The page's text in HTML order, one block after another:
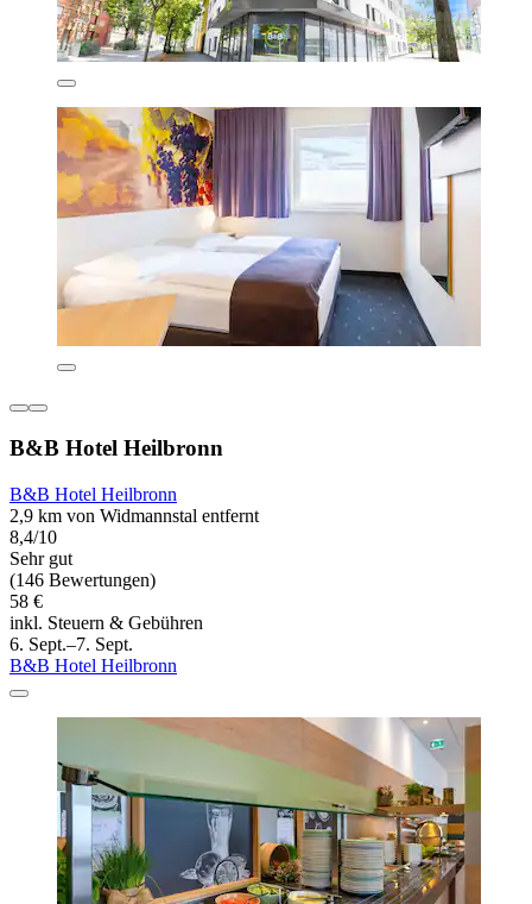
B&B Hotel Heilbronn
B&B Hotel Heilbronn
2,9 km von Widmannstal entfernt
8,4/10
Sehr gut
(146 Bewertungen)
58 €
inkl. Steuern & Gebühren
6. Sept.–7. Sept.
B&B Hotel Heilbronn